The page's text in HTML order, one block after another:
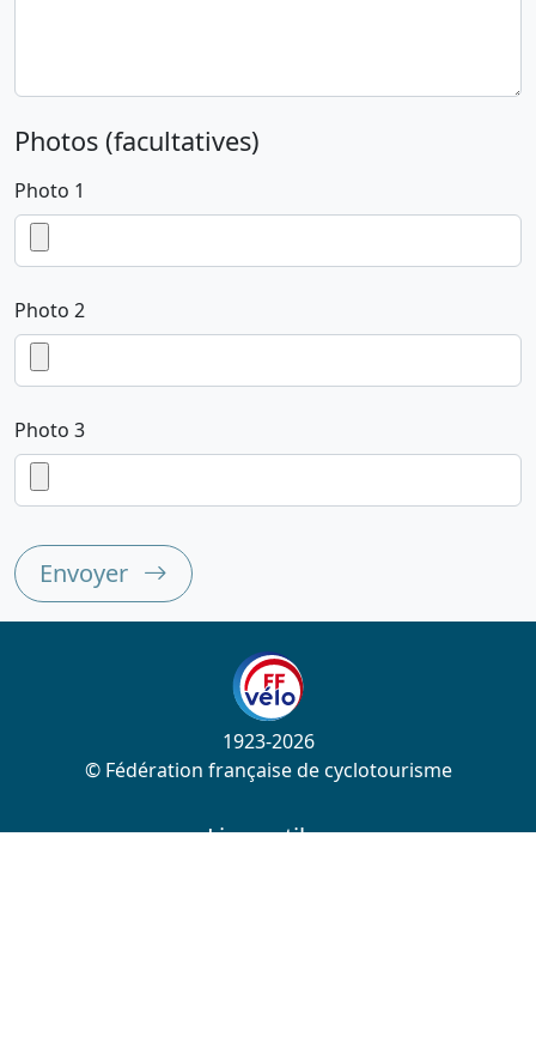
Photos (facultatives)
Photo 1
Photo 2
Photo 3
Envoyer
1923-2026
© Fédération française de cyclotourisme
Liens utiles